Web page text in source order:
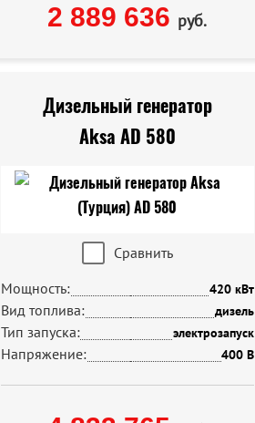
2 889 636 руб.
Дизельный генератор
Aksa AD 580
Сравнить
Мощность:
420 кВт
Вид топлива: дизель
Тип запуска: электрозапуск
Напряжение: 400 В